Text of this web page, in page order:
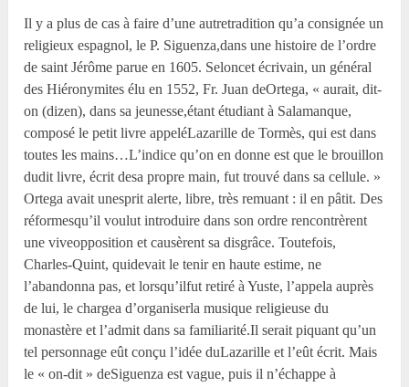
Il y a plus de cas à faire d’une autretradition qu’a consignée un
religieux espagnol, le P. Siguenza,dans une histoire de l’ordre
de saint Jérôme parue en 1605. Seloncet écrivain, un général
des Hiéronymites élu en 1552, Fr. Juan deOrtega, « aurait, dit-
on (dizen), dans sa jeunesse,étant étudiant à Salamanque,
composé le petit livre appeléLazarille de Tormès, qui est dans
toutes les mains…L’indice qu’on en donne est que le brouillon
dudit livre, écrit desa propre main, fut trouvé dans sa cellule. »
Ortega avait unesprit alerte, libre, très remuant : il en pâtit. Des
réformesqu’il voulut introduire dans son ordre rencontrèrent
une viveopposition et causèrent sa disgrâce. Toutefois,
Charles-Quint, quidevait le tenir en haute estime, ne
l’abandonna pas, et lorsqu’ilfut retiré à Yuste, l’appela auprès
de lui, le chargea d’organiserla musique religieuse du
monastère et l’admit dans sa familiarité.Il serait piquant qu’un
tel personnage eût conçu l’idée duLazarille et l’eût écrit. Mais
le « on-dit » deSiguenza est vague, puis il n’échappe à